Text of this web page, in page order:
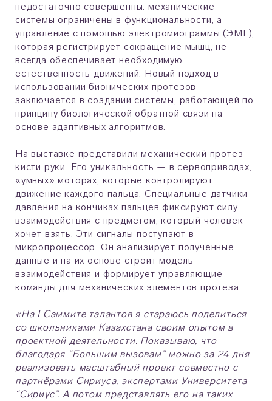
недостаточно совершенны: механические
системы ограничены в функциональности, а
управление с помощью электромиограммы (ЭМГ),
которая регистрирует сокращение мышц, не
всегда обеспечивает необходимую
естественность движений. Новый подход в
использовании бионических протезов
заключается в создании системы, работающей по
принципу биологической обратной связи на
основе адаптивных алгоритмов.
На выставке представили механический протез
кисти руки. Его уникальность — в сервоприводах,
«умных» моторах, которые контролируют
движение каждого пальца. Специальные датчики
давления на кончиках пальцев фиксируют силу
взаимодействия с предметом, который человек
хочет взять. Эти сигналы поступают в
микропроцессор. Он анализирует полученные
данные и на их основе строит модель
взаимодействия и формирует управляющие
команды для механических элементов протеза.
«На I Саммите талантов я стараюсь поделиться
со школьниками Казахстана своим опытом в
проектной деятельности. Показываю, что
благодаря “Большим вызовам” можно за 24 дня
реализовать масштабный проект совместно с
партнёрами Сириуса, экспертами Университета
“Сириус”. А потом представлять его на таких